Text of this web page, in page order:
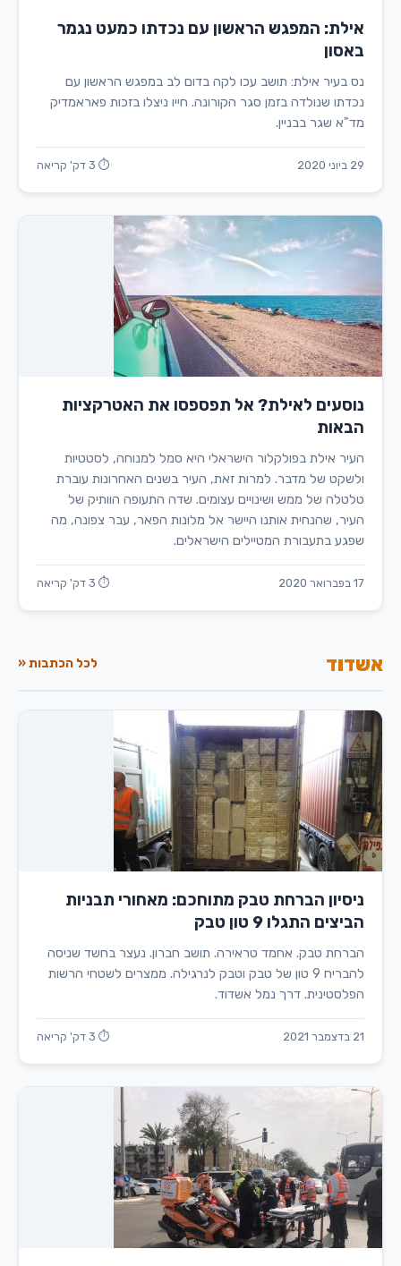
אילת: המפגש הראשון עם נכדתו כמעט נגמר
באסון
נס בעיר אילת: תושב עכו לקה בדום לב במפגש הראשון עם
נכדתו שנולדה בזמן סגר הקורונה. חייו ניצלו בזכות פאראמדיק
מד"א שגר בבניין.
29 ביוני 2020 ⏱ 3 דק' קריאה
נוסעים לאילת? אל תפספסו את האטרקציות
הבאות
העיר אילת בפולקלור הישראלי היא סמל למנוחה, לסטטיות
ולשקט של מדבר. למרות זאת, העיר בשנים האחרונות עוברת
טלטלה של ממש ושינויים עצומים. שדה התעופה הוותיק של
העיר, שהנחית אותנו היישר אל מלונות הפאר, עבר צפונה, מה
שפגע בתעבורת המטיילים הישראלים.
17 בפברואר 2020 ⏱ 3 דק' קריאה
אשדוד לכל הכתבות «
ניסיון הברחת טבק מתוחכם: מאחורי תבניות
הביצים התגלו 9 טון טבק
הברחת טבק. אחמד טראירה. תושב חברון. נעצר בחשד שניסה
להבריח 9 טון של טבק וטבק לנרגילה. ממצרים לשטחי הרשות
הפלסטינית. דרך נמל אשדוד.
21 בדצמבר 2021 ⏱ 3 דק' קריאה